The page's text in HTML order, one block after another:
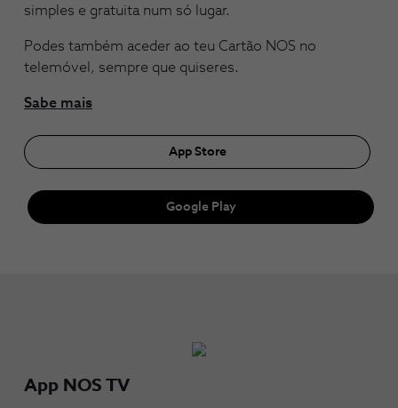
simples e gratuita num só lugar.
Podes também aceder ao teu Cartão NOS no
telemóvel, sempre que quiseres.
Sabe mais
App Store
Google Play
App NOS TV